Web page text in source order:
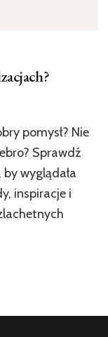
pomysł? Nie
Sprawdź
by wyglądała
inspiracje i